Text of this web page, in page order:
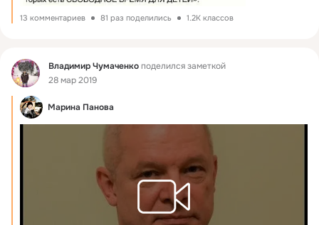
13 комментариев 81 раз поделились 1.2K классов
Фид Владимир Чумаченкоподелился заметкой
28 мар 2019
Марина Панова